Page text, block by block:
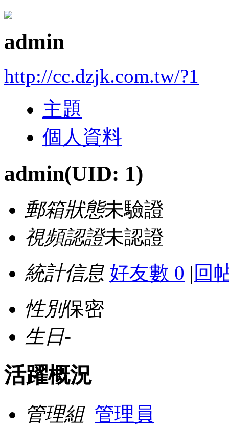
admin
http://cc.dzjk.com.tw/?1
主題
個人資料
admin(UID: 1)
郵箱狀態未驗證
視頻認證未認證
統計信息 好友數 0 | 回
性別保密
生日-
活躍概況
管理組 管理員